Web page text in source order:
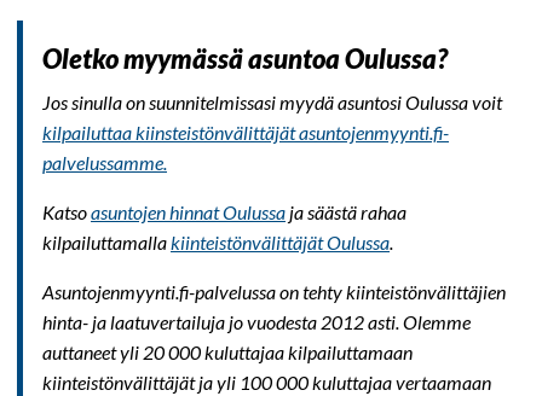
Oletko myymässä asuntoa Oulussa?
Jos sinulla on suunnitelmissasi myydä asuntosi Oulussa voit
kilpailuttaa kiinsteistönvälittäjät asuntojenmyynti.fi-
palvelussamme.
Katsoasuntojen hinnat Oulussa ja säästä rahaa
kilpailuttamallakiinteistönvälittäjät Oulussa.
Asuntojenmyynti.fi-palvelussa on tehty kiinteistönvälittäjien
hinta- ja laatuvertailuja jo vuodesta 2012 asti. Olemme
auttaneet yli 20 000 kuluttajaa kilpailuttamaan
kiinteistönvälittäjät ja yli 100 000 kuluttajaa vertaamaan